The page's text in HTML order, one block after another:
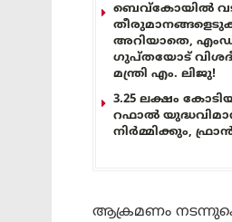
ബെവ്കോയിൽ
അറിയാതെ,
ഗുപ്തയോട്
മന്ത്രി എം. ലിജു!
3.25 ലക്ഷം
റഫാൽ
നിർമ്മിക്കും,
ആക്രമണം